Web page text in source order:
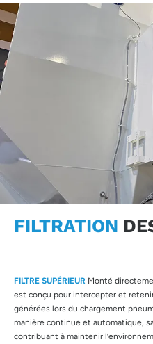
FILTRATION
FILTRE SUPÉRIEUR Monté
est conçu pour intercepter et
générées lors du chargement
manière continue et automatique,
contribuant à maintenir